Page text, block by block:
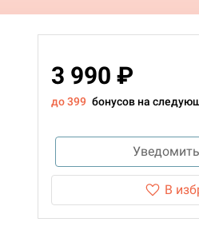
3 990 ₽
до 399 бонусов на
В